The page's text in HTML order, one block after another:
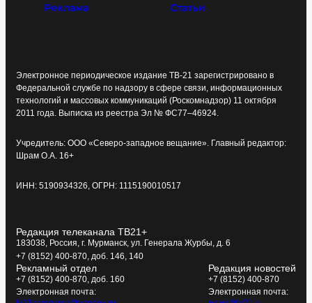
Реклама Статьи
Электронное периодическое издание ТВ-21 зарегистрировано в
Федеральной службе по надзору в сфере связи, информационных
технологий и массовых коммуникаций (Роскомнадзор) 11 октября
2011 года. Выписка из реестра Эл № ФС77–46924.
Учредитель: ООО «Северо-западное вещание». Главный редактор:
Шрам О.А. 16+
ИНН: 5190934326, ОГРН: 1115190010517
Редакция телеканала ТВ21+
183038, Россия, г. Мурманск, ул. Генерала Журбы, д. 6
+7 (8152) 400-870, доб. 146, 140
Рекламный отдел
+7 (8152) 400-870, доб. 160
Электронная почта:
Редакция новостей
+7 (8152) 400-870
Электронная почта: